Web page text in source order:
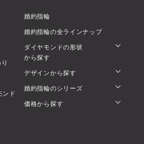
ンド
婚約指輪
婚約指輪の全ラインナップ
ダイヤモンドの形状
から探す
デザインから探す
婚約指輪のシリーズ
価格から探す